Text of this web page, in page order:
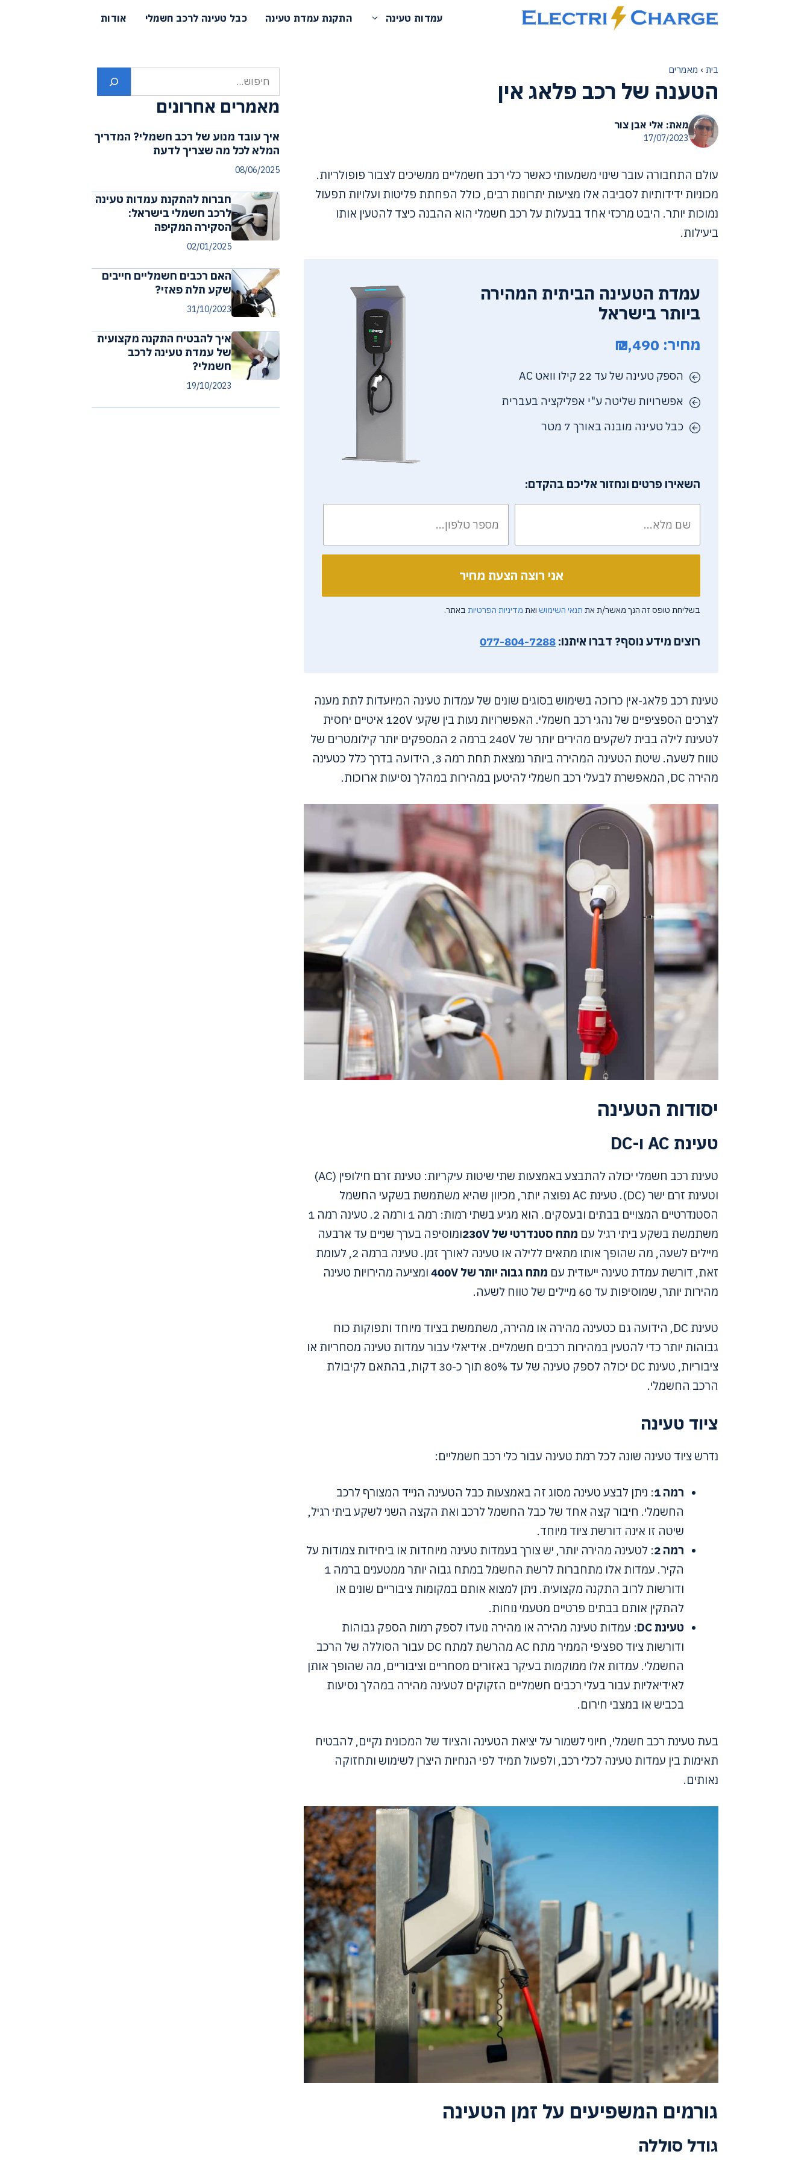
עמדות טעינה התקנת עמדת טעינה כבל טעינה לרכב חשמלי אודות
בית › מאמרים
הטענה של רכב פלאג אין
מאת: אלי אבן צור
17/07/2023
עולם התחבורה עובר שינוי משמעותי כאשר כלי רכב חשמליים ממשיכים לצבור פופולריות.
מכוניות ידידותיות לסביבה אלו מציעות יתרונות רבים, כולל הפחתת פליטות ועלויות תפעול
נמוכות יותר. היבט מרכזי אחד בבעלות על רכב חשמלי הוא ההבנה כיצד להטעין אותו
ביעילות.
עמדת הטעינה הביתית המהירה
ביותר בישראל
מחיר: 2,490 ₪
הספק טעינה של עד 22 קילו וואט AC
אפשרויות שליטה ע"י אפליקציה בעברית
כבל טעינה מובנה באורך 7 מטר
השאירו פרטים ונחזור אליכם בהקדם:
בשליחת טופס זה הנך מאשר/ת את תנאי השימוש ואת מדיניות הפרטיות באתר.
רוצים מידע נוסף? דברו איתנו: 077-804-7288
טעינת רכב פלאג-אין כרוכה בשימוש בסוגים שונים של עמדות טעינה המיועדות לתת מענה
לצרכים הספציפיים של נהגי רכב חשמלי. האפשרויות נעות בין שקעי 120V איטיים יחסית
לטעינת לילה בבית לשקעים מהירים יותר של 240V ברמה 2 המספקים יותר קילומטרים של
טווח לשעה. שיטת הטעינה המהירה ביותר נמצאת תחת רמה 3, הידועה בדרך כלל כטעינה
מהירה DC, המאפשרת לבעלי רכב חשמלי להיטען במהירות במהלך נסיעות ארוכות.
יסודות הטעינה
טעינת AC ו-DC
טעינת רכב חשמלי יכולה להתבצע באמצעות שתי שיטות עיקריות: טעינת זרם חילופין (AC)
וטעינת זרם ישר (DC). טעינת AC נפוצה יותר, מכיוון שהיא משתמשת בשקעי החשמל
הסטנדרטיים המצויים בבתים ובעסקים. הוא מגיע בשתי רמות: רמה 1 ורמה 2. טעינה רמה 1
משתמשת בשקע ביתי רגיל עם מתח סטנדרטי של 230V
ומוסיפה בערך שניים עד ארבעה
מיילים לשעה, מה שהופך אותו מתאים ללילה או טעינה לאורך זמן. טעינה ברמה 2, לעומת
זאת, דורשת עמדת טעינה ייעודית עם מתח גבוה יותר של 400V
ומציעה מהירויות טעינה
מהירות יותר, שמוסיפות עד 60 מיילים של טווח לשעה.
טעינת DC, הידועה גם כטעינה מהירה או מהירה, משתמשת בציוד מיוחד ותפוקות כוח
גבוהות יותר כדי להטעין במהירות רכבים חשמליים. אידיאלי עבור עמדות טעינה מסחריות או
ציבוריות, טעינת DC יכולה לספק טעינה של עד 80% תוך כ-30 דקות, בהתאם לקיבולת
הרכב החשמלי.
ציוד טעינה
נדרש ציוד טעינה שונה לכל רמת טעינה עבור כלי רכב חשמליים:
רמה 1
: ניתן לבצע טעינה מסוג זה באמצעות כבל הטעינה הנייד המצורף לרכב
החשמלי. חיבור קצה אחד של כבל החשמל לרכב ואת הקצה השני לשקע ביתי רגיל,
שיטה זו אינה דורשת ציוד מיוחד.
רמה 2
: לטעינה מהירה יותר, יש צורך בעמדות טעינה מיוחדות או ביחידות צמודות על
הקיר. עמדות אלו מתחברות לרשת החשמל במתח גבוה יותר ממטענים ברמה 1
ודורשות לרוב התקנה מקצועית. ניתן למצוא אותם במקומות ציבוריים שונים או
להתקין אותם בבתים פרטיים מטעמי נוחות.
טעינת DC
: עמדות טעינה מהירה או מהירה נועדו לספק רמות הספק גבוהות
ודורשות ציוד ספציפי הממיר מתח AC מהרשת למתח DC עבור הסוללה של הרכב
החשמלי. עמדות אלו ממוקמות בעיקר באזורים מסחריים וציבוריים, מה שהופך אותן
לאידיאליות עבור בעלי רכבים חשמליים הזקוקים לטעינה מהירה במהלך נסיעות
בכביש או במצבי חירום.
בעת טעינת רכב חשמלי, חיוני לשמור על יציאת הטעינה והציוד של המכונית נקיים, להבטיח
תאימות בין עמדות טעינה לכלי רכב, ולפעול תמיד לפי הנחיות היצרן לשימוש ותחזוקה
נאותים.
גורמים המשפיעים על זמן הטעינה
גודל סוללה
חיפוש
מאמרים אחרונים
איך עובד מנוע של רכב חשמלי? המדריך
המלא לכל מה שצריך לדעת
08/06/2025
חברות להתקנת עמדות טעינה
לרכב חשמלי בישראל:
הסקירה המקיפה
02/01/2025
האם רכבים חשמליים חייבים
שקע תלת פאזי?
31/10/2023
איך להבטיח התקנה מקצועית
של עמדת טעינה לרכב
חשמלי?
19/10/2023